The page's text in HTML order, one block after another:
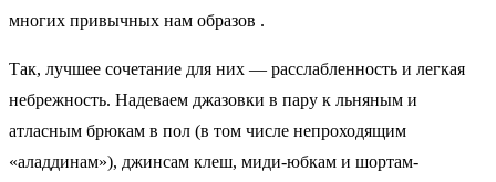
многих привычных нам образов .
Так, лучшее сочетание для них — расслабленность и легкая
небрежность. Надеваем джазовки в пару к льняным и
атласным брюкам в пол (в том числе непроходящим
«аладдинам»), джинсам клеш, миди-юбкам и шортам-